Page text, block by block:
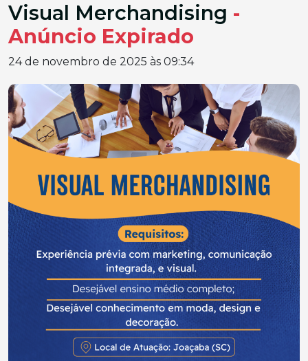
Visual Merchandising -
Anúncio Expirado
24 de novembro de 2025 às 09:34